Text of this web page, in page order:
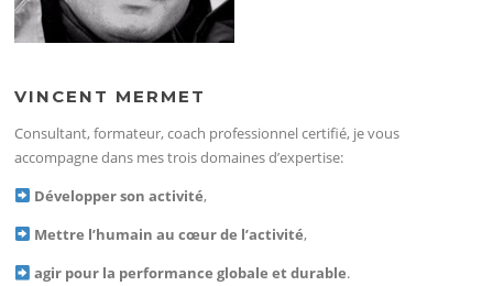
VINCENT MERMET
Consultant, formateur, coach professionnel certifié, je vous
accompagne dans mes trois domaines d’expertise:
Développer son activité,
Mettre l’humain au cœur de l’activité,
agir pour la performance globale et durable.